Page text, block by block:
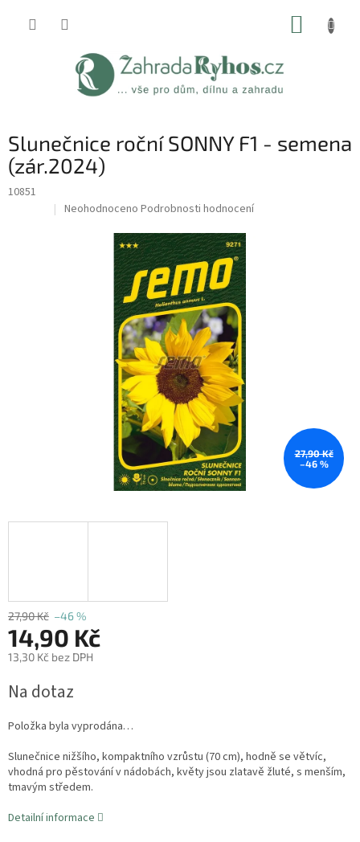
Slunečnice roční SONNY F1 - semena
(zár.2024)
10851
Průměrné
hvězdiček.
Neohodnoceno Podrobnosti hodnocení
27,90 Kč
–46 %
27,90 Kč –46 %
14,90 Kč
13,30 Kč bez DPH
cena:
Na dotaz
Položka byla vyprodána…
Slunečnice nižšího, kompaktního vzrůstu (70 cm), hodně se větvíc,
vhodná pro pěstování v nádobách, květy jsou zlatavě žluté, s menším,
tmavým středem.
Detailní informace